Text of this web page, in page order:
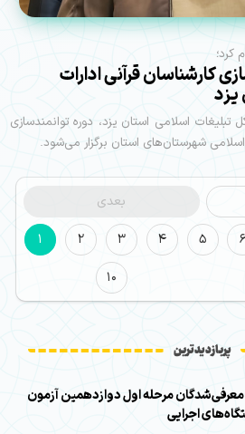
کرد؛
کارشناسان قرآنی ادارات
یزد
اسلامی استان یزد، دوره توانمندسازی
اسلامی شهرستان‌های استان برگزار می‌شود.
بعدی
1
2 3 4 5 6
10
پربازدیدترین
معرفی‌شدگان مرحله اول دوازدهمین آزمون
اجرایی